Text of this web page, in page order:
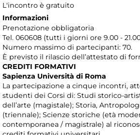
L'incontro è gratuito
Informazioni
Prenotazione obbligatoria
Tel. 060608 (tutti i giorni ore 9.00 -
Numero massimo di partecipanti: 70.
È previsto il rilascio dell’attestato di
CREDITI FORMATIVI
Sapienza Università di Roma
La partecipazione a cinque incontri,
studenti dei Corsi di: Studi storico-
dell’arte (magistale); Storia,
(triennale); Scienze storiche (età
contemporanea / magistrale) al